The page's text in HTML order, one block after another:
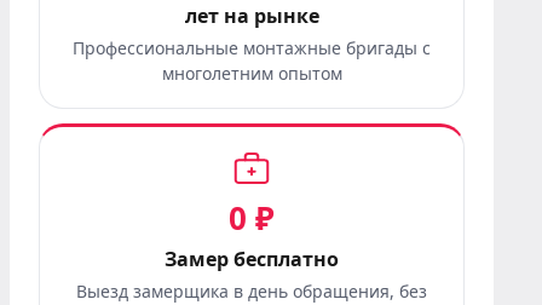
лет на рынке
Профессиональные монтажные бригады с
многолетним опытом
0 ₽
Замер бесплатно
Выезд замерщика в день обращения, без